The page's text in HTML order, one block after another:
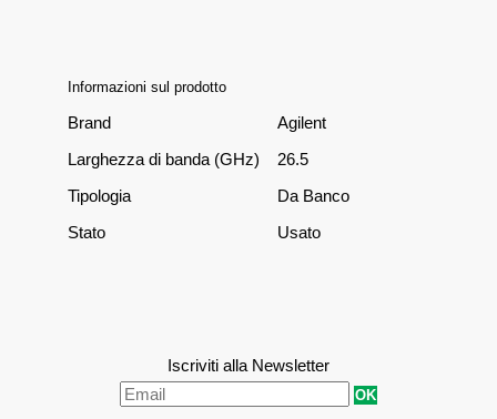
Informazioni sul prodotto
Brand
Agilent
Larghezza di banda (GHz)
26.5
Tipologia
Da Banco
Stato
Usato
Iscriviti alla Newsletter
OK